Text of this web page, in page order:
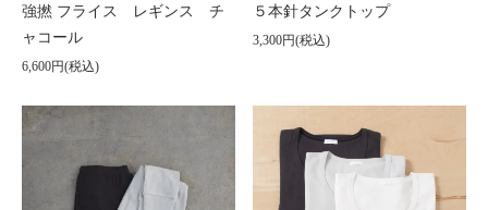
強撚 フライス レギンス チ
ャコール
6,600円(税込)
５本針タンクトップ
3,300円(税込)